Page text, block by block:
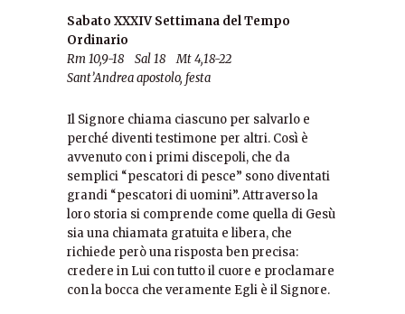
Sabato XXXIV Settimana del Tempo
Ordinario
Rm 10,9-18 Sal 18 Mt 4,18-22
Sant’Andrea apostolo, festa
Il Signore chiama ciascuno per salvarlo e
perché diventi testimone per altri. Così è
avvenuto con i primi discepoli, che da
semplici “pescatori di pesce” sono diventati
grandi “pescatori di uomini”. Attraverso la
loro storia si comprende come quella di Gesù
sia una chiamata gratuita e libera, che
richiede però una risposta ben precisa:
credere in Lui con tutto il cuore e proclamare
con la bocca che veramente Egli è il Signore.